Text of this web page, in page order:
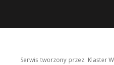
Serwis tworzony przez: Klaster